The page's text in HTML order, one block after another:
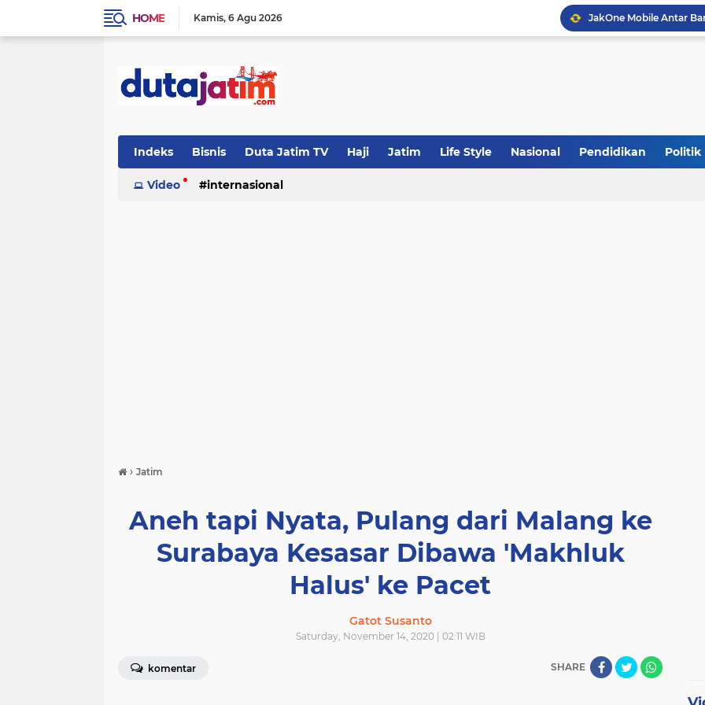
HOME Kamis 6 Agu 2026
JakOne Mobile Antar
Calon Ketum PBNU,
Indeks Bisnis Duta Jatim TV Haji Jatim Life Style Nasional Pendidikan Politik
Video internasional
› Jatim
Aneh tapi Nyata, Pulang dari Malang ke
Surabaya Kesasar Dibawa 'Makhluk
Halus' ke Pacet
Gatot Susanto
Saturday, November 14, 2020 | 02:11 WIB
komentar SHARE